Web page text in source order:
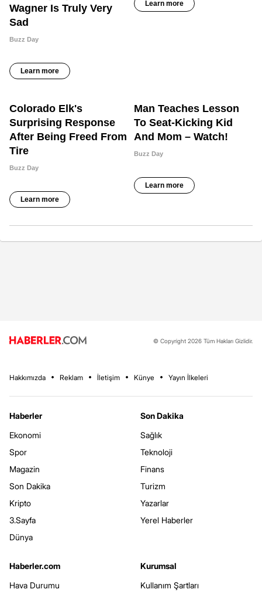
© Copyright 2026 Tüm Hakları Gizlidir.
Hakkımızda Reklam İletişim Künye Yayın İlkeleri
Haberler
Ekonomi
Spor
Magazin
Son Dakika
Kripto
3.Sayfa
Dünya
Son Dakika
Sağlık
Teknoloji
Finans
Turizm
Yazarlar
Yerel Haberler
Haberler.com
Hava Durumu
Kurumsal
Kullanım Şartları